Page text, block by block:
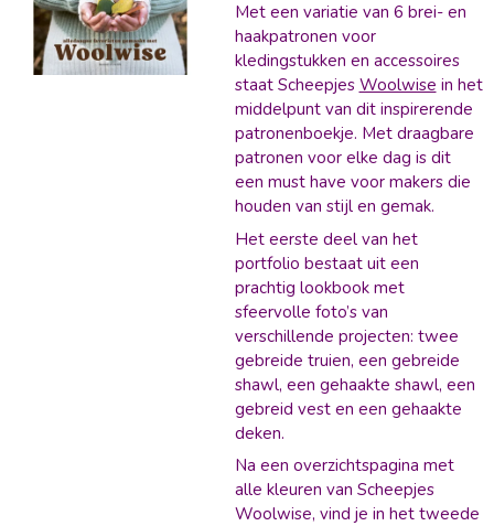
Met een variatie van 6 brei- en
haakpatronen voor
kledingstukken en accessoires
staat Scheepjes Woolwise in het
middelpunt van dit inspirerende
patronenboekje. Met draagbare
patronen voor elke dag is dit
een must have voor makers die
houden van stijl en gemak.
Het eerste deel van het
portfolio bestaat uit een
prachtig lookbook met
sfeervolle foto’s van
verschillende projecten: twee
gebreide truien, een gebreide
shawl, een gehaakte shawl, een
gebreid vest en een gehaakte
deken.
Na een overzichtspagina met
alle kleuren van Scheepjes
Woolwise, vind je in het tweede